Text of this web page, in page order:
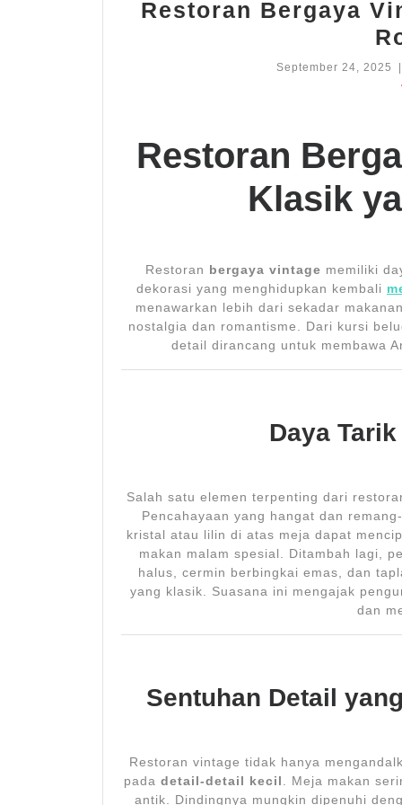
Restoran Bergaya
September 24, 2025
Restoran
Klasik
Restoran bergaya vintage memiliki
dekorasi yang menghidupkan kembali
menawarkan lebih dari sekadar
nostalgia dan romantisme. Dari kursi
detail dirancang untuk membawa
Daya
Salah satu elemen terpenting dari
Pencahayaan yang hangat dan
kristal atau lilin di atas meja dapat
makan malam spesial. Ditambah lagi,
halus, cermin berbingkai emas, dan
yang klasik. Suasana ini mengajak
dan
Sentuhan Detail
Restoran vintage tidak hanya
pada detail-detail kecil
. Meja makan
antik. Dindingnya mungkin dipenuhi